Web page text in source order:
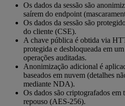
Os dados da sessão são
saírem do endpoint
Os dados da sessão são
do cliente (CSE).
A chave pública é obtida via
protegida e desbloqueada em
operações auditadas.
Anonimização adicional é
baseados em nuvem (detalhes
mediante NDA).
Os dados são criptografados
repouso (AES-256).